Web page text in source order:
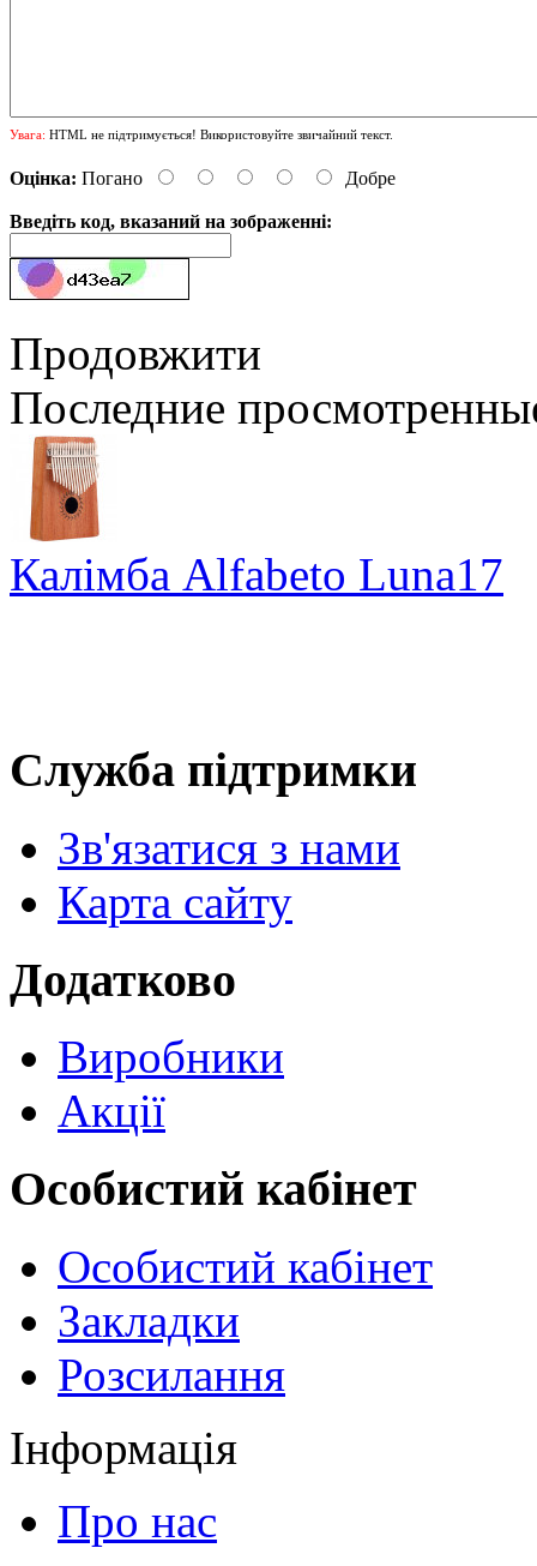
Увага: HTML не підтримується! Використовуйте звичайний текст.
Оцінка: Погано Добре
Введіть код, вказаний на зображенні:
Продовжити
Последние
Калімба Alfabeto Luna17
Служба підтримки
Зв'язатися з нами
Карта сайту
Додатково
Виробники
Акції
Особистий кабінет
Особистий кабінет
Закладки
Розсилання
Інформація
Про нас